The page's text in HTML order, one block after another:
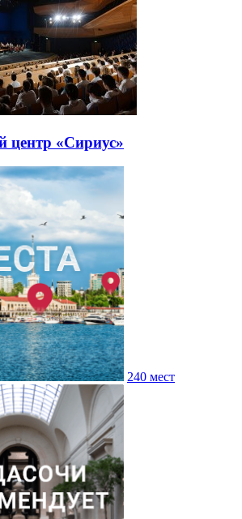
центр «Сириус»
240 мест